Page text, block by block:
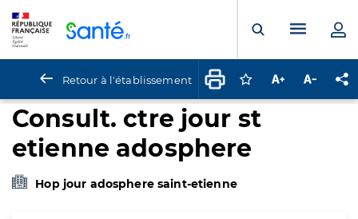
Ouvrir laMenu
Retour à l'établissement Connectez-vous
Augmenter la
Consult. ctre jour st
etienne adosphere
Hop jour adosphere saint-etienne